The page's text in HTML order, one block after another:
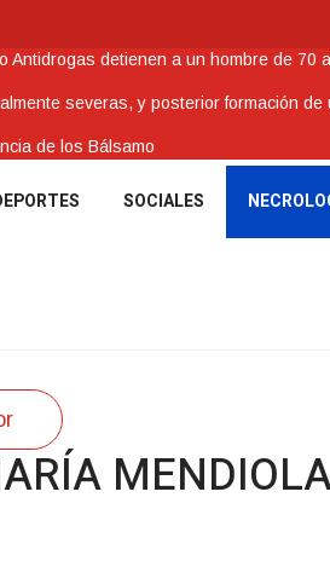
Antidrogas detienen a un hombre de 70
severas, y posterior formación de
de los Bálsamo
reconoce a Jóvenes Tacuaremboneses
SOCIALES